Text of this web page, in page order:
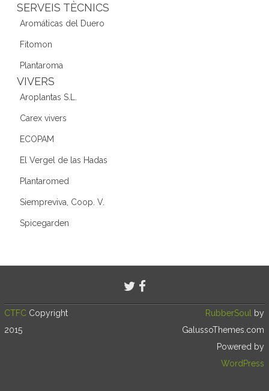
SERVEIS TÈCNICS
Aromáticas del Duero
Fitomon
Plantaroma
VIVERS
Aroplantas S.L.
Carex vivers
ECOPAM
El Vergel de las Hadas
Plantaromed
Siempreviva, Coop. V.
Spicegarden
CTFC Copyright
2015
RubberSoul
by
GalussoThemes.com
Powered by
WordPress